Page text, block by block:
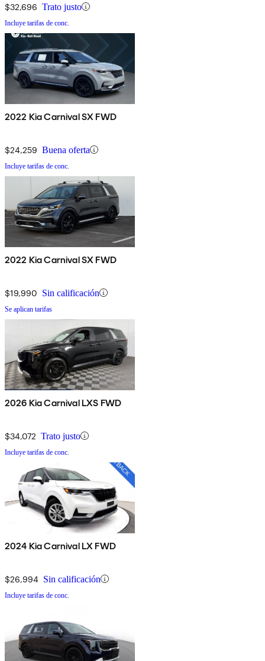
$32,696 Trato justo
Incluye tarifas de conc.
2022 Kia Carnival SX FWD
$24,259 Buena oferta
Incluye tarifas de conc.
2022 Kia Carnival SX FWD
$19,990 Sin calificación
Se aplican tarifas
2026 Kia Carnival LXS FWD
$34,072 Trato justo
Incluye tarifas de conc.
2024 Kia Carnival LX FWD
$26,994 Sin calificación
Incluye tarifas de conc.